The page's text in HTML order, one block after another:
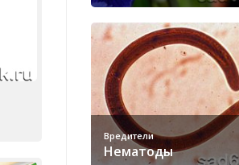
Вредители
Нематоды